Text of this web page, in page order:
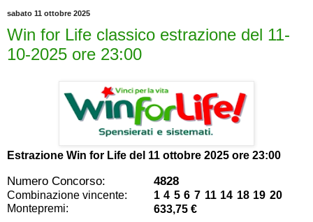
sabato 11 ottobre 2025
Win for Life classico estrazione del 11-
10-2025 ore 23:00
Estrazione Win for Life del 11 ottobre 2025 ore 23:00
Numero Concorso: 4828
Combinazione vincente:
1 4 5 6 7 11 14 18 19 20
Montepremi:
633,75 €